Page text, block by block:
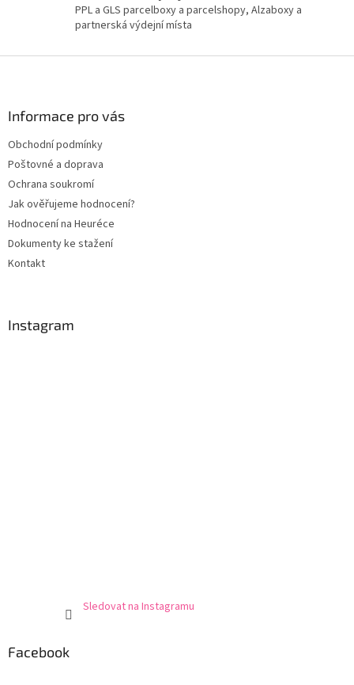
u
PPL a GLS parcelboxy a parcelshopy, Alzaboxy a
partnerská výdejní místa
Informace pro vás
Obchodní podmínky
Poštovné a doprava
Ochrana soukromí
Jak ověřujeme hodnocení?
Hodnocení na Heuréce
Dokumenty ke stažení
Kontakt
Instagram
Sledovat na Instagramu
Facebook